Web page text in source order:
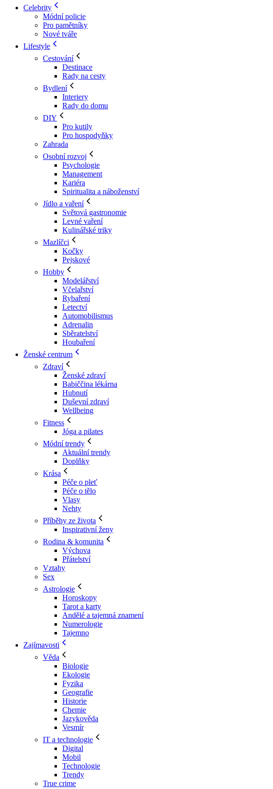
Celebrity
Módní policie
Pro pamětníky
Nové tváře
Lifestyle
Cestování
Destinace
Rady na cesty
Bydlení
Interiery
Rady do domu
DIY
Pro kutily
Pro hospodyňky
Zahrada
Osobní rozvoj
Psychologie
Management
Kariéra
Spiritualita a náboženství
Jídlo a vaření
Světová gastronomie
Levné vaření
Kulinářské triky
Mazlíčci
Kočky
Pejskové
Hobby
Modelářství
Včelařství
Rybaření
Letectví
Automobilismus
Adrenalin
Sběratelství
Houbaření
Ženské centrum
Zdraví
Ženské zdraví
Babiččina lékárna
Hubnutí
Duševní zdraví
Wellbeing
Fitness
Jóga a pilates
Módní trendy
Aktuální trendy
Doplňky
Krása
Péče o pleť
Péče o tělo
Vlasy
Nehty
Příběhy ze života
Inspirativní ženy
Rodina & komunita
Výchova
Přátelství
Vztahy
Sex
Astrologie
Horoskopy
Tarot a karty
Andělé a tajemná znamení
Numerologie
Tajemno
Zajímavosti
Věda
Biologie
Ekologie
Fyzika
Geografie
Historie
Chemie
Jazykověda
Vesmír
IT a technologie
Digital
Mobil
Technologie
Trendy
True crime